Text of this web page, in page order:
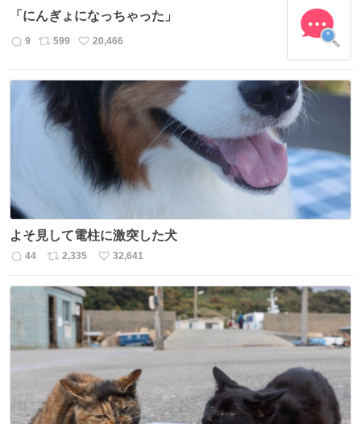
数
ス
ト
数
ね
数
「にんぎょになっちゃった」
返
数
9
リ
ス
ト
数
599
い
ね
20,466
よそ見して電柱に激突した犬
返
数
44
リ
ス
ト
数
2,335
い
ね
数
32,641